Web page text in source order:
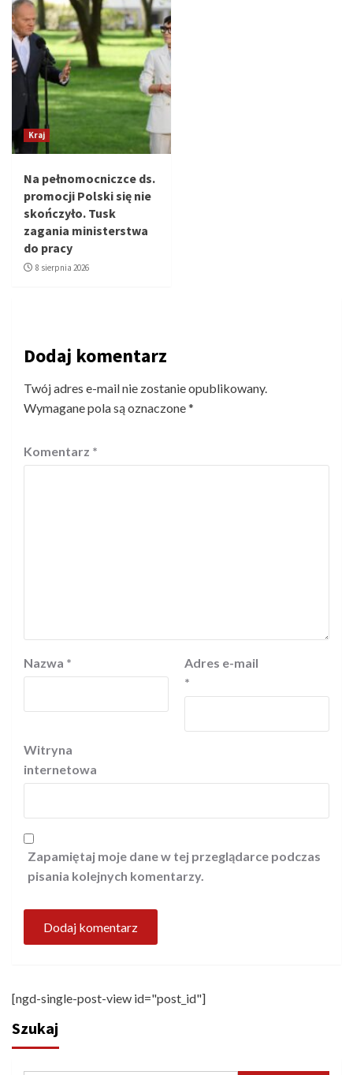
Kraj
Na pełnomocniczce ds.
promocji Polski się nie
skończyło. Tusk
zagania ministerstwa
do pracy
8 sierpnia 2026
Dodaj komentarz
Twój adres e-mail nie zostanie opublikowany.
Wymagane pola są oznaczone*
Komentarz *
Nazwa *
Adres e-mail
*
Witryna
internetowa
Zapamiętaj moje dane w tej przeglądarce podczas
pisania kolejnych komentarzy.
[ngd-single-post-view id="post_id"]
Szukaj